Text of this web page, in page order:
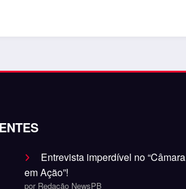
Entrevista imperdível no “Câmara
em Ação”!
por Redação NewsPB